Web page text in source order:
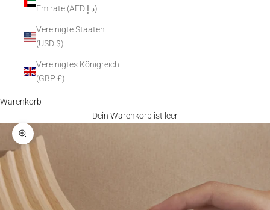
Emirate (AED د.إ)
Vereinigte Staaten
(USD $)
Vereinigtes Königreich
(GBP £)
Warenkorb
Dein Warenkorb ist leer
Bild vergrößern